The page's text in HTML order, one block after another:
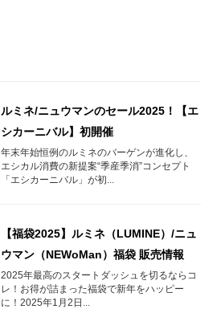
ルミネ/ニュウマンのセール2025！【エ
シカーニバル】初開催
年末年始恒例のルミネのバーゲンが進化し、
エシカル消費の新提案“季産季消”コンセプト
「エシカーニバル」が初...
【福袋2025】ルミネ（LUMINE）/ニュ
ウマン（NEWoMan）福袋 販売情報
2025年最高のスタートダッシュを切るならコ
レ！お得が詰まった福袋で新年をハッピー
に！2025年1月2日...